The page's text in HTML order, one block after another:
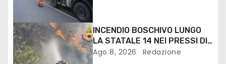
INCENDIO BOSCHIVO LUNGO
LA STATALE 14 NEI PRESSI DI
MONFALCONE
Ago 8, 2026 Redazione